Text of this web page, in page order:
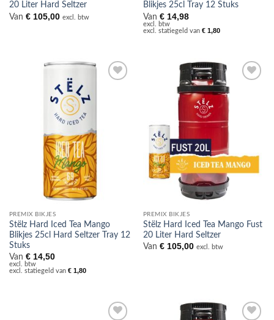
20 Liter Hard Seltzer
Van €105,00 excl. btw
Blikjes 25cl Tray 12 Stuks
Van €14,98
excl. btw
excl. statiegeld van €1,80
PREMIX BIKJES
Stëlz Hard Iced Tea Mango
Blikjes 25cl Hard Seltzer Tray 12
Stuks
Van €14,50
excl. btw
excl. statiegeld van €1,80
Toevoegen
verlanglijst
PREMIX BIKJES
Stëlz Hard Iced Tea Mango Fust
20 Liter Hard Seltzer
Van €105,00 excl. btw